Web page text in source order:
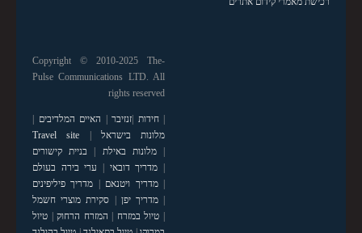
Copyright © 2010-2025 The-
Pulse Communications LTD. All
rights reserved
|חידות זנזיבר האיים המלדיבים
מלונות בישראל
Travel site
|מלונות באילת
בניית קישורים
מדריך דובאי
ערי בירה בעולם
|מדריך ויטנאם
מדריך פיליפינים
|מדריך יפן
סקירת מוצרי חשמל
טיול במזרח המזרח הרחוק| טיול